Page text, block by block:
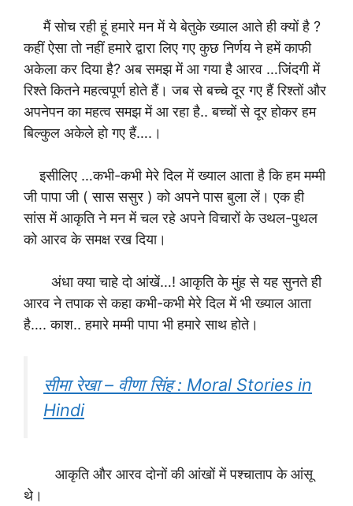
मैं सोच रही हूं हमारे मन में ये बेतुके ख्याल आते ही क्यों है ?
कहीं ऐसा तो नहीं हमारे द्वारा लिए गए कुछ निर्णय ने हमें काफी
अकेला कर दिया है? अब समझ में आ गया है आरव …जिंदगी में
रिश्ते कितने महत्वपूर्ण होते हैं। जब से बच्चे दूर गए हैं रिश्तों और
अपनेपन का महत्व समझ में आ रहा है.. बच्चों से दूर होकर हम
बिल्कुल अकेले हो गए हैं….।
इसीलिए …कभी-कभी मेरे दिल में ख्याल आता है कि हम मम्मी
जी पापा जी ( सास ससुर ) को अपने पास बुला लें। एक ही
सांस में आकृति ने मन में चल रहे अपने विचारों के उथल-पुथल
को आरव के समक्ष रख दिया।
अंधा क्या चाहे दो आंखें…! आकृति के मुंह से यह सुनते ही
आरव ने तपाक से कहा कभी-कभी मेरे दिल में भी ख्याल आता
है…. काश.. हमारे मम्मी पापा भी हमारे साथ होते।
सीमा रेखा – वीणा सिंह : Moral Stories in
Hindi
आकृति और आरव दोनों की आंखों में पश्चाताप के आंसू
थे।